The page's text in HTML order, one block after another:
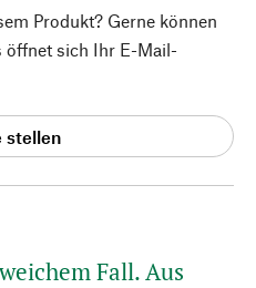
Fall. Aus
Produkt? Gerne können
öffnet sich Ihr E-Mail-
stellen